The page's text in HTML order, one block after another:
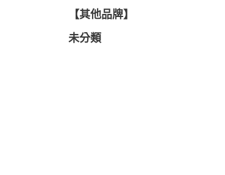
️【其他品牌】️
未分類